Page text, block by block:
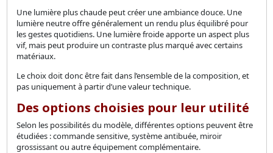
Une lumière plus chaude peut créer une ambiance douce. Une
lumière neutre offre généralement un rendu plus équilibré pour
les gestes quotidiens. Une lumière froide apporte un aspect plus
vif, mais peut produire un contraste plus marqué avec certains
matériaux.
Le choix doit donc être fait dans l’ensemble de la composition, et
pas uniquement à partir d’une valeur technique.
Des options choisies pour leur utilité
Selon les possibilités du modèle, différentes options peuvent être
étudiées : commande sensitive, système antibuée, miroir
grossissant ou autre équipement complémentaire.